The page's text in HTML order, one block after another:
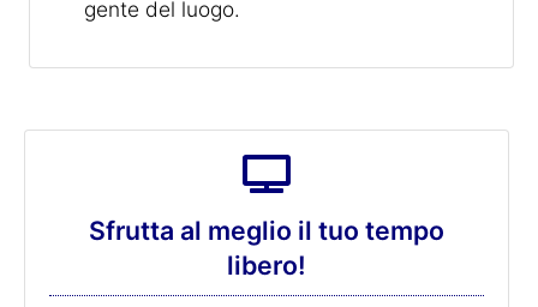
gente del luogo.
Sfrutta al meglio il tuo tempo
libero!